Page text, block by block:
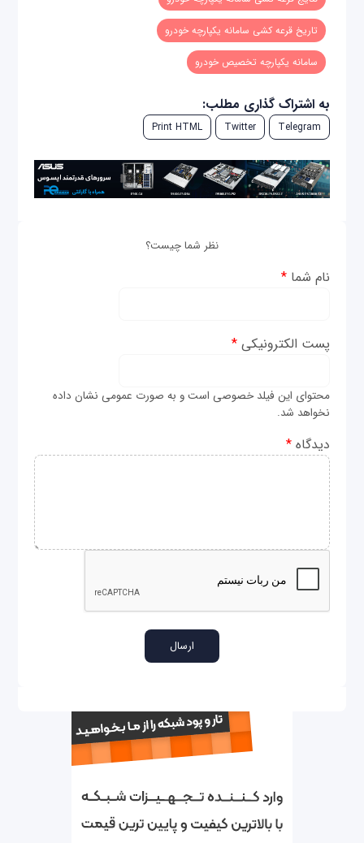
تاریخ قرعه کشی سامانه یکپارچه خودرو
سامانه یکپارچه تخصیص خودرو
به اشتراک گذاری مطلب:
Telegram
Twitter
Print HTML
نظر شما چیست؟
نام شما*
پست الکترونیکی*
محتوای این فیلد خصوصی است و به صورت عمومی نشان داده
نخواهد شد.
دیدگاه*